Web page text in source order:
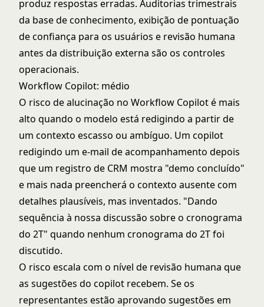
produz respostas erradas. Auditorias trimestrais
da base de conhecimento, exibição de pontuação
de confiança para os usuários e revisão humana
antes da distribuição externa são os controles
operacionais.
Workflow Copilot: médio
O risco de alucinação no Workflow Copiloté mais
alto quando o modelo está redigindo a partir de
um contexto escasso ou ambíguo. Um copilot
redigindo um e-mail de acompanhamento depois
que um registro de CRM mostra "demo concluído"
e mais nada preencherá o contexto ausente com
detalhes plausíveis, mas inventados. "Dando
sequência à nossa discussão sobre o cronograma
do 2T" quando nenhum cronograma do 2T foi
discutido.
O risco escala com o nível de revisão humana que
as sugestões do copilot recebem. Se os
representantes estão aprovando sugestões em